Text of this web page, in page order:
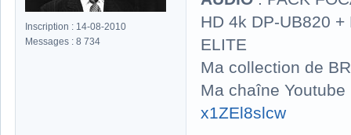
Inscription : 14-08-2010
Messages : 8 734
HD 4k DP-UB820
ELITE
Ma collection de
Ma chaîne
x1ZEl8slcw